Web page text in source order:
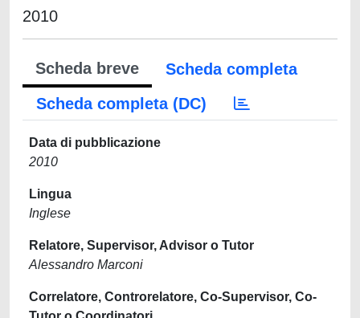
2010
Scheda breve
Scheda completa
Scheda completa (DC)
Data di pubblicazione
2010
Lingua
Inglese
Relatore, Supervisor, Advisor o Tutor
Alessandro Marconi
Correlatore, Controrelatore, Co-Supervisor, Co-